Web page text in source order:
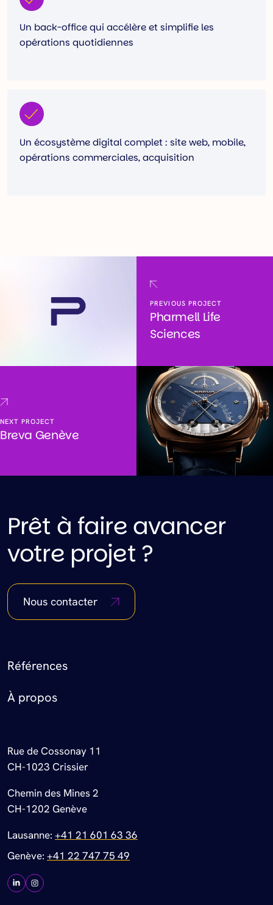
Un back-office qui accélère et simplifie les
opérations quotidiennes
Un écosystème digital complet : site web, mobile,
opérations commerciales, acquisition
PREVIOUS PROJECT
Pharmell Life
Sciences
NEXT PROJECT
Breva Genève
Prêt à faire avancer
votre projet ?
Nous contacter
Références
À propos
Rue de Cossonay 11
CH-1023 Crissier
Chemin des Mines 2
CH-1202 Genève
Lausanne: +41 21 601 63 36
Genève: +41 22 747 75 49